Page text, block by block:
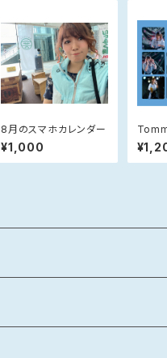
8月のスマホカレンダー
¥1,000